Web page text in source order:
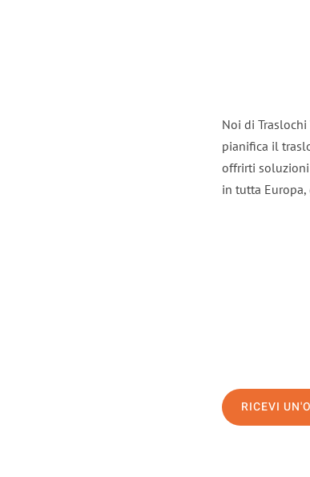
Noi di
pianifica il
offrirti soluzioni
in tutta
RICEVI